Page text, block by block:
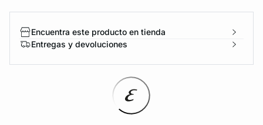
Encuentra este producto en tienda
Entregas y devoluciones